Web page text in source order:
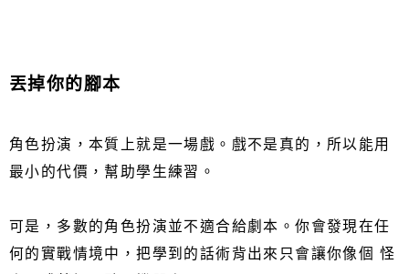
丟掉你的腳本
角色扮演，本質上就是一場戲。戲不是真的，所以能用
最小的代價，幫助學生練習。
可是，多數的角色扮演並不適合給劇本。你會發現在任
何的實戰情境中，把學到的話術背出來只會讓你像個 怪